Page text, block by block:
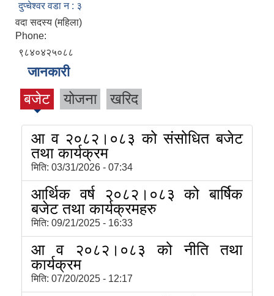
दुप्चेश्वर वडा न : ३
वदा सदस्य (महिला)
Phone:
९८४०४२५०८८
जानकारी
बजेट योजना खरिद
आ व २०८२।०८३ को संसोधित बजेट
तथा कार्यक्रम
मिति: 03/31/2026 - 07:34
आर्थिक वर्ष २०८२।०८३ को बार्षिक
बजेट तथा कार्यक्रमहरु
मिति: 09/21/2025 - 16:33
आ व २०८२।०८३ को नीति तथा
कार्यक्रम
मिति: 07/20/2025 - 12:17